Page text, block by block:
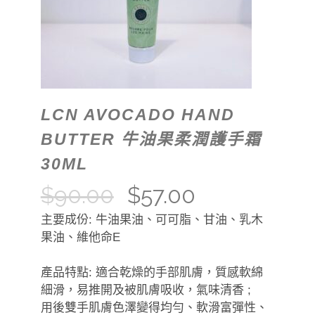
LCN AVOCADO HAND
BUTTER 牛油果柔潤護手霜
30ML
$90.00 $57.00
主要成份: 牛油果油、可可脂、甘油、乳木
果油、維他命E
產品特點: 適合乾燥的手部肌膚，質感軟綿
細滑，易推開及被肌膚吸收，氣味清香 ;
用後雙手肌膚色澤變得均勻、軟滑富彈性、